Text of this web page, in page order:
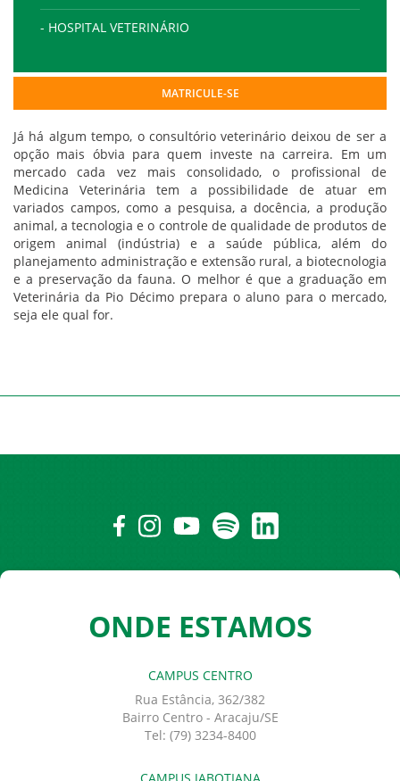
- HOSPITAL VETERINÁRIO
MATRICULE-SE
Já há algum tempo, o consultório veterinário deixou de ser a
opção mais óbvia para quem investe na carreira. Em um
mercado cada vez mais consolidado, o profissional de
Medicina Veterinária tem a possibilidade de atuar em
variados campos, como a pesquisa, a docência, a produção
animal, a tecnologia e o controle de qualidade de produtos de
origem animal (indústria) e a saúde pública, além do
planejamento administração e extensão rural, a biotecnologia
e a preservação da fauna. O melhor é que a graduação em
Veterinária da Pio Décimo prepara o aluno para o mercado,
seja ele qual for.
ONDE ESTAMOS
CAMPUS CENTRO
Rua Estância, 362/382
Bairro Centro - Aracaju/SE
Tel: (79) 3234-8400